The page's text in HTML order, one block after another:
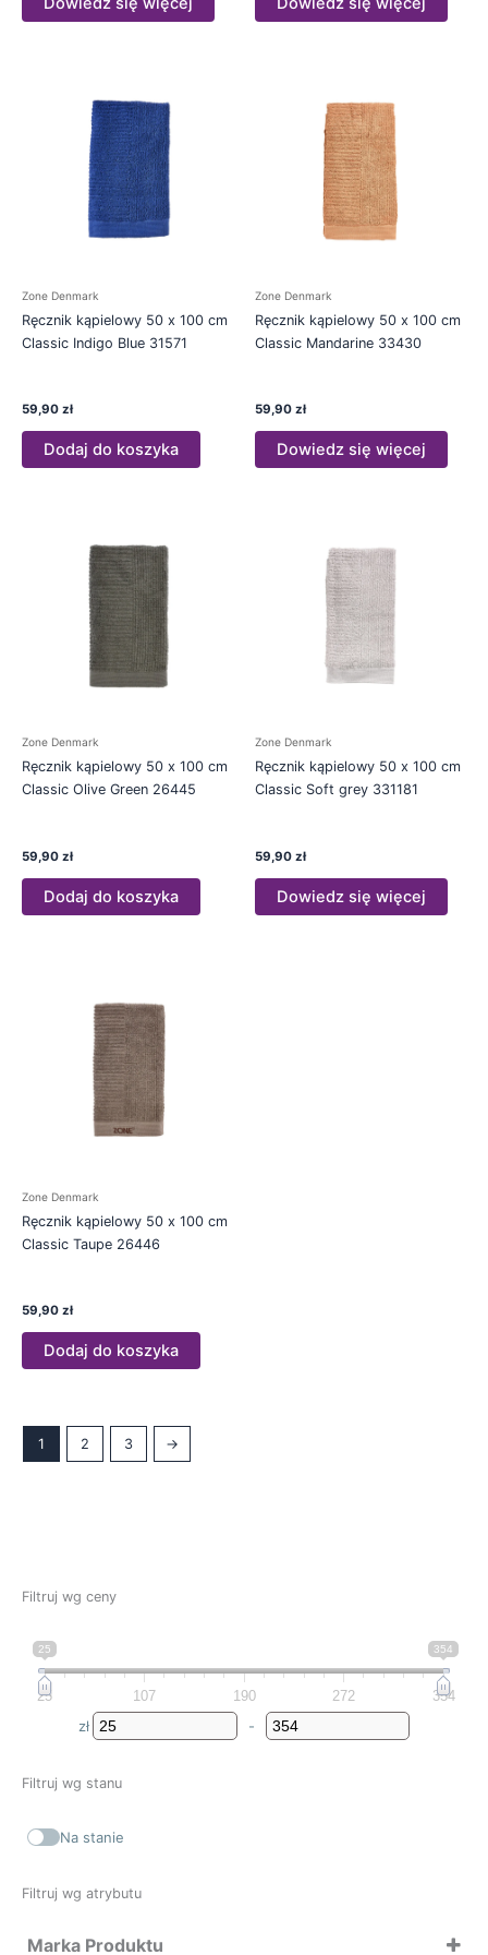
Filtruj wg ceny
25 354
25 107 190 272 354
zł
Minimum Price
-
Maximum Price
Filtruj wg stanu
Na stanie
Filtruj wg atrybutu
Marka Produktu
Zone Denmark
Ręcznik kąpielowy 50 x 100 cm
Classic Indigo Blue 31571
59,90 zł
Dodaj do koszyka
Zone Denmark
Ręcznik kąpielowy 50 x 100 cm
Classic Mandarine 33430
59,90 zł
Dowiedz się więcej
Zone Denmark
Ręcznik kąpielowy 50 x 100 cm
Classic Olive Green 26445
59,90 zł
Dodaj do koszyka
Zone Denmark
Ręcznik kąpielowy 50 x 100 cm
Classic Soft grey 331181
59,90 zł
Dowiedz się więcej
Zone Denmark
Ręcznik kąpielowy 50 x 100 cm
Classic Taupe 26446
59,90 zł
Dodaj do koszyka
1 2 3 →